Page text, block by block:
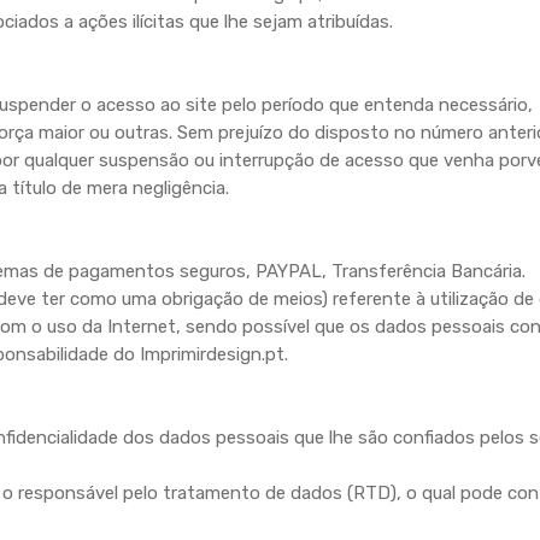
a ações ilícitas que lhe sejam atribuídas.
o acesso ao site pelo período que entenda necessário,
maior ou outras. Sem prejuízo do disposto no número
suspensão ou interrupção de acesso que venha
de mera negligência.
de pagamentos seguros, PAYPAL, Transferência Bancária.
ter como uma obrigação de meios) referente à utilização de
o uso da Internet, sendo possível que os dados pessoais
do Imprimirdesign.pt.
dos dados pessoais que lhe são confiados pelos
pelo tratamento de dados (RTD), o qual pode